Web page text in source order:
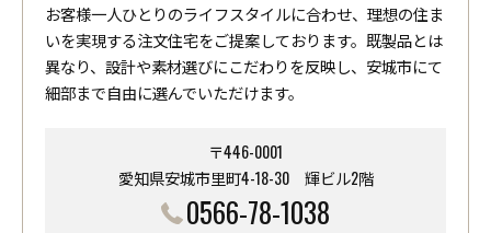
お客様一人ひとりのライフスタイルに合わせ、理想の住ま
いを実現する注文住宅をご提案しております。既製品とは
異なり、設計や素材選びにこだわりを反映し、安城市にて
細部まで自由に選んでいただけます。
〒446-0001
愛知県安城市里町4-18-30 ​​​​​​​輝ビル2階
0566-78-1038